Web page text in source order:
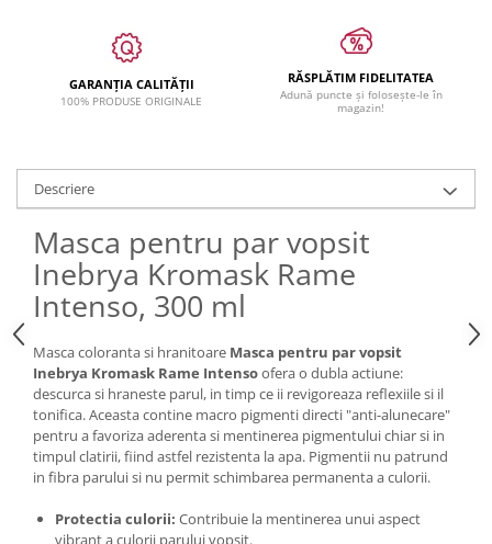
GARANȚIA CALITĂȚII
100% PRODUSE ORIGINALE
RĂSPLĂTIM FIDELITATEA
Adună puncte și folosește-le în
magazin!
Descriere
Masca pentru par vopsit
Inebrya Kromask Rame
Intenso, 300 ml
Masca coloranta si hranitoare Masca pentru par vopsit
Inebrya Kromask Rame Intensoofera o dubla actiune:
descurca si hraneste parul, in timp ce ii revigoreaza reflexiile si il
tonifica. Aceasta contine macro pigmenti directi "anti-alunecare"
pentru a favoriza aderenta si mentinerea pigmentului chiar si in
timpul clatirii, fiind astfel rezistenta la apa. Pigmentii nu patrund
in fibra parului si nu permit schimbarea permanenta a culorii.
Protectia culorii: Contribuie la mentinerea unui aspect